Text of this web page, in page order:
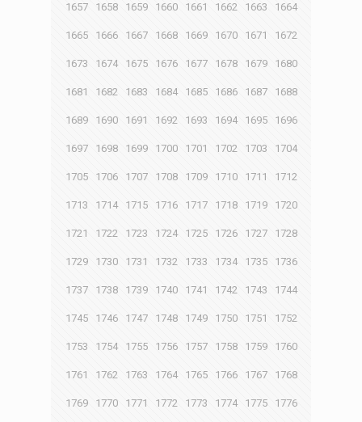
1657 1658 1659 1660 1661 1662 1663 1664
1665 1666 1667 1668 1669 1670 1671 1672
1673 1674 1675 1676 1677 1678 1679 1680
1681 1682 1683 1684 1685 1686 1687 1688
1689 1690 1691 1692 1693 1694 1695 1696
1697 1698 1699 1700 1701 1702 1703 1704
1705 1706 1707 1708 1709 1710 1711 1712
1713 1714 1715 1716 1717 1718 1719 1720
1721 1722 1723 1724 1725 1726 1727 1728
1729 1730 1731 1732 1733 1734 1735 1736
1737 1738 1739 1740 1741 1742 1743 1744
1745 1746 1747 1748 1749 1750 1751 1752
1753 1754 1755 1756 1757 1758 1759 1760
1761 1762 1763 1764 1765 1766 1767 1768
1769 1770 1771 1772 1773 1774 1775 1776